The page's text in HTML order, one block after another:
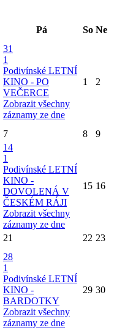
Pá So Ne
31
1
Podivínské LETNÍ
KINO - PO
VEČERCE
Zobrazit všechny
záznamy ze dne
1 2
7 8 9
14
1
Podivínské LETNÍ
KINO -
DOVOLENÁ V
ČESKÉM RÁJI
Zobrazit všechny
záznamy ze dne
15 16
21 22 23
28
1
Podivínské LETNÍ
KINO -
BARDOTKY
Zobrazit všechny
záznamy ze dne
29 30